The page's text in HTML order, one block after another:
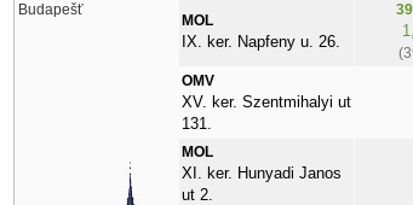
Budapešť
MOL
IX. ker. Napfeny u. 26.
OMV
XV. ker. Szentmihalyi ut
131.
MOL
XI. ker. Hunyadi Janos
ut 2.